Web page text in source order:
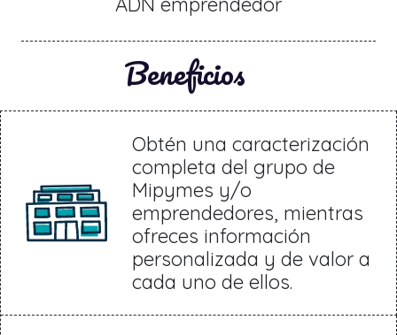
Beneficios
Obtén una caracterización
completa del grupo de
Mipymes y/o
emprendedores, mientras
ofreces información
personalizada y de valor a
cada uno de ellos.